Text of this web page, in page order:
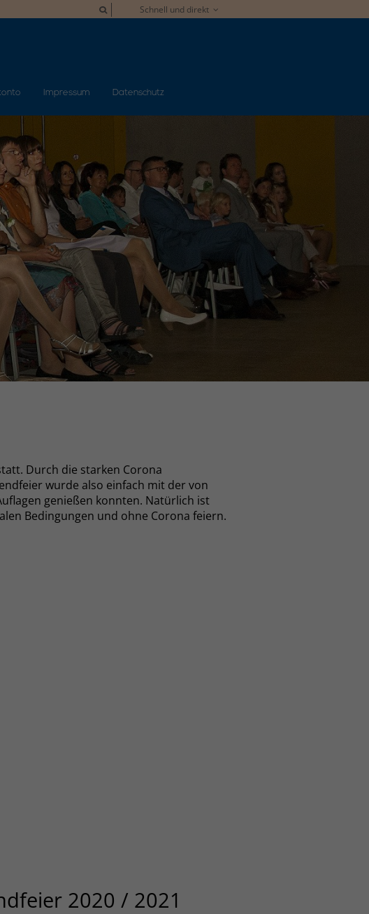
Schnell und direkt
Impressum Datenschutz
Durch die starken Corona
wurde also einfach mit der von
genießen konnten. Natürlich ist
Bedingungen und ohne Corona feiern.
2020 / 2021